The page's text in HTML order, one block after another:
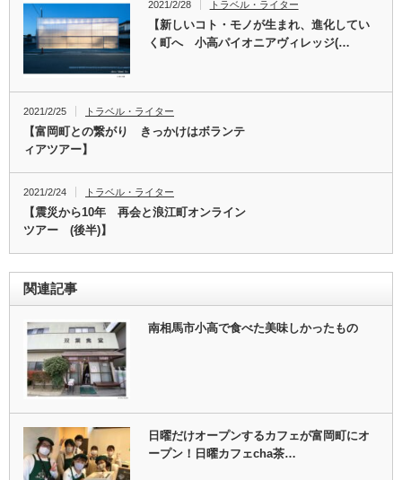
2021/2/28 トラベル・ライター
【新しいコト・モノが生まれ、進化してい
く町へ 小高パイオニアヴィレッジ(…
2021/2/25 トラベル・ライター
【富岡町との繋がり きっかけはボランテ
ィアツアー】
2021/2/24 トラベル・ライター
【震災から10年 再会と浪江町オンライン
ツアー (後半)】
関連記事
南相馬市小高で食べた美味しかったもの
日曜だけオープンするカフェが富岡町にオ
ープン！日曜カフェcha茶…